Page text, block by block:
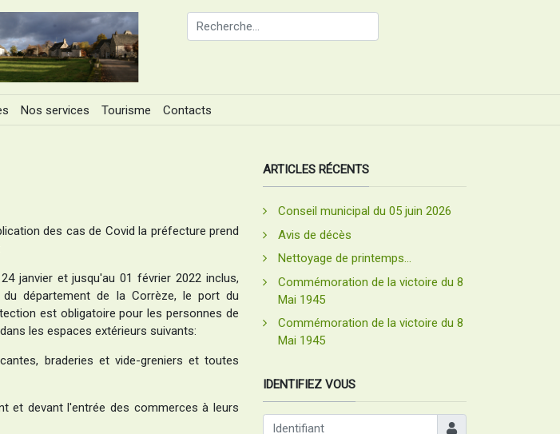
Nos services Tourisme Contacts
des cas de Covid la préfecture prend
janvier et jusqu'au 01 février 2022 inclus,
du département de la Corrèze, le port du
est obligatoire pour les personnes de
les espaces extérieurs suivants:
braderies et vide-greniers et toutes
et devant l'entrée des commerces à leurs
ARTICLES RÉCENTS
Conseil municipal du 05 juin 2026
Avis de décès
Nettoyage de printemps...
Commémoration de la victoire du 8
Mai 1945
Commémoration de la victoire du 8
Mai 1945
IDENTIFIEZ VOUS
Identifiant